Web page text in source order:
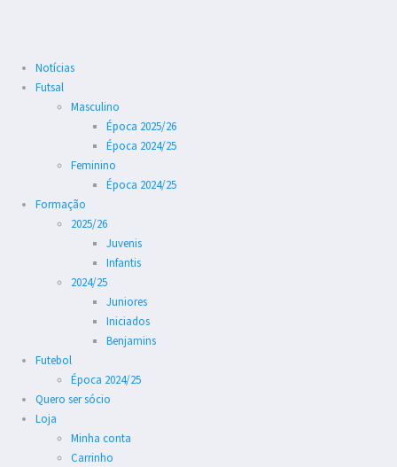
Notícias
Futsal
Masculino
Época 2025/26
Época 2024/25
Feminino
Época 2024/25
Formação
2025/26
Juvenis
Infantis
2024/25
Juniores
Iniciados
Benjamins
Futebol
Época 2024/25
Quero ser sócio
Loja
Minha conta
Carrinho